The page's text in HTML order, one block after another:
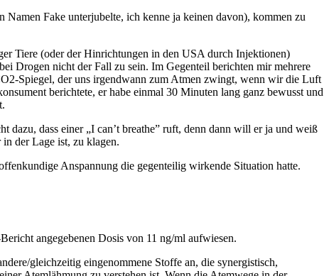
Namen Fake unterjubelte, ich kenne ja keinen davon), kommen zu
Tiere (oder der Hinrichtungen in den USA durch Injektionen)
Drogen nicht der Fall zu sein. Im Gegenteil berichten mir mehrere
Spiegel, der uns irgendwann zum Atmen zwingt, wenn wir die Luft
berichtete, er habe einmal 30 Minuten lang ganz bewusst und
dazu, dass einer „I can’t breathe” ruft, denn dann will er ja und weiß
der Lage ist, zu klagen.
Anspannung die gegenteilig wirkende Situation hatte.
angegebenen Dosis von 11 ng/ml aufwiesen.
gleichzeitig eingenommene Stoffe an, die synergistisch,